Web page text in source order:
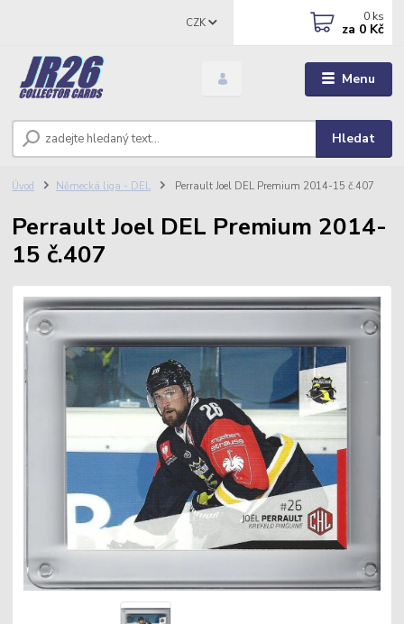
Menu
CZK
Hledat
0 ks
za 0 Kč
Úvod Německá liga - DEL Perrault Joel DEL Premium 2014-15 č.407
Perrault Joel DEL Premium 2014-
15 č.407